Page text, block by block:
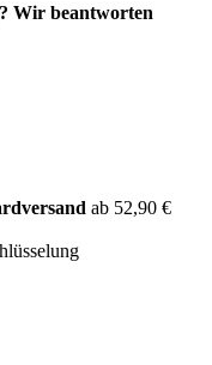
Wir beantworten
ab 52,90 €